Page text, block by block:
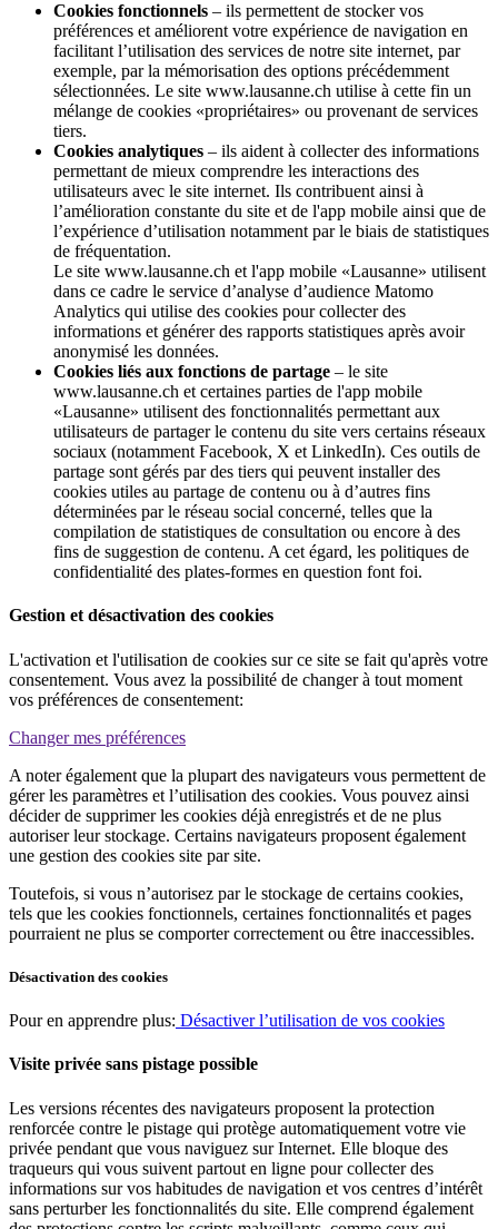
Cookies fonctionnels – ils permettent de stocker vos
préférences et améliorent votre expérience de navigation en
facilitant l’utilisation des services de notre site internet, par
exemple, par la mémorisation des options précédemment
sélectionnées. Le site www.lausanne.ch utilise à cette fin un
mélange de cookies «propriétaires» ou provenant de services
tiers.
Cookies analytiques – ils aident à collecter des informations
permettant de mieux comprendre les interactions des
utilisateurs avec le site internet. Ils contribuent ainsi à
l’amélioration constante du site et de l'app mobile ainsi que de
l’expérience d’utilisation notamment par le biais de statistiques
de fréquentation.
Le site www.lausanne.ch et l'app mobile «Lausanne» utilisent
dans ce cadre le service d’analyse d’audience Matomo
Analytics qui utilise des cookies pour collecter des
informations et générer des rapports statistiques après avoir
anonymisé les données.
Cookies liés aux fonctions de partage – le site
www.lausanne.ch et certaines parties de l'app mobile
«Lausanne» utilisent des fonctionnalités permettant aux
utilisateurs de partager le contenu du site vers certains réseaux
sociaux (notamment Facebook, X et LinkedIn). Ces outils de
partage sont gérés par des tiers qui peuvent installer des
cookies utiles au partage de contenu ou à d’autres fins
déterminées par le réseau social concerné, telles que la
compilation de statistiques de consultation ou encore à des
fins de suggestion de contenu. A cet égard, les politiques de
confidentialité des plates-formes en question font foi.
Gestion et désactivation des cookies
L'activation et l'utilisation de cookies sur ce site se fait qu'après votre
consentement. Vous avez la possibilité de changer à tout moment
vos préférences de consentement:
Changer mes préférences
A noter également que la plupart des navigateurs vous permettent de
gérer les paramètres et l’utilisation des cookies. Vous pouvez ainsi
décider de supprimer les cookies déjà enregistrés et de ne plus
autoriser leur stockage. Certains navigateurs proposent également
une gestion des cookies site par site.
Toutefois, si vous n’autorisez par le stockage de certains cookies,
tels que les cookies fonctionnels, certaines fonctionnalités et pages
pourraient ne plus se comporter correctement ou être inaccessibles.
Désactivation des cookies
Pour en apprendre plus: Désactiver l’utilisation de vos cookies
Visite privée sans pistage possible
Les versions récentes des navigateurs proposent la protection
renforcée contre le pistage qui protège automatiquement votre vie
privée pendant que vous naviguez sur Internet. Elle bloque des
traqueurs qui vous suivent partout en ligne pour collecter des
informations sur vos habitudes de navigation et vos centres d’intérêt
sans perturber les fonctionnalités du site. Elle comprend également